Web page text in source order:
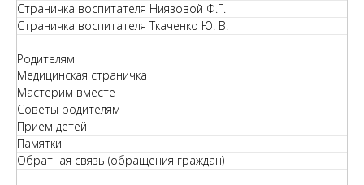
Страничка воспитателя Ниязовой Ф.Г.
Страничка воспитателя Ткаченко Ю. В.
Родителям
Медицинская страничка
Мастерим вместе
Советы родителям
Прием детей
Памятки
Обратная связь (обращения граждан)